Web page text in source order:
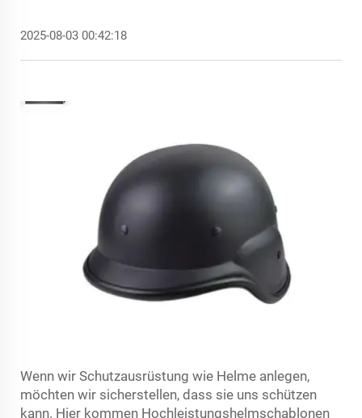
2025-08-03 00:42:18
Wenn wir Schutzausrüstung wie Helme anlegen,
möchten wir sicherstellen, dass sie uns schützen
kann. Hier kommen Hochleistungshelmschablonen